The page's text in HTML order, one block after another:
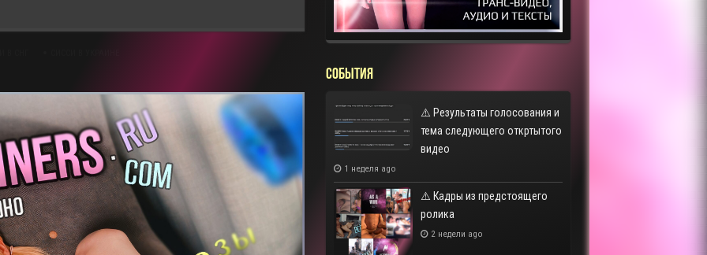
СОБЫТИЯ
⚠️ Результаты голосования и
тема следующего откртытого
видео
1 неделя ago
⚠️ Кадры из предстоящего
ролика
2 недели ago